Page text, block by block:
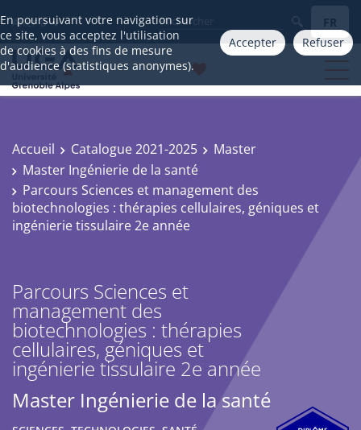
En poursuivant votre navigation sur
ce site, vous acceptez l'utilisation
de cookies à des fins de mesure
d'audience (statistiques anonymes).
Accepter Refuser
Aller à FR
Accueil Catalogue 2021-2025
Master
Master Ingénierie de la santé
Parcours Sciences et management des
biotechnologies : thérapies cellulaires, géniques et
ingénierie tissulaire 2e année
Parcours Sciences et
management des
biotechnologies : thérapies
cellulaires, géniques et
ingénierie tissulaire 2e année
Master Ingénierie de la santé